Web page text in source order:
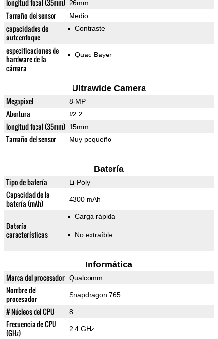
longitud focal (35mm) 26mm
Tamaño del sensor Medio
capacidades de
autoenfoque
Contraste
especificaciones de
hardware de la
cámara
Quad Bayer
Ultrawide Camera
Megapixel 8-MP
Abertura f/2.2
longitud focal (35mm) 15mm
Tamaño del sensor Muy pequeño
Batería
Tipo de batería Li-Poly
Capacidad de la
batería (mAh)
4300 mAh
Batería
características
Carga rápida
No extraíble
Informática
Marca del procesador Qualcomm
Nombre del
procesador
Snapdragon 765
# Núcleos del CPU 8
Frecuencia de CPU
(GHz)
2.4 GHz